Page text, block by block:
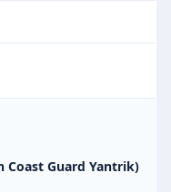
Coast Guard Yantrik)